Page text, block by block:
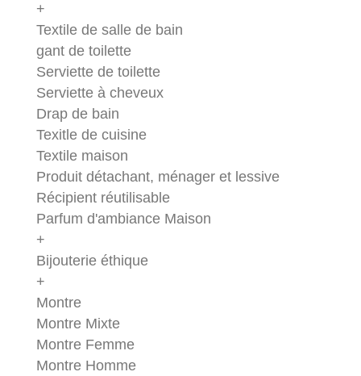
+
Textile de salle de bain
gant de toilette
Serviette de toilette
Serviette à cheveux
Drap de bain
Texitle de cuisine
Textile maison
Produit détachant, ménager et lessive
Récipient réutilisable
Parfum d'ambiance Maison
+
Bijouterie éthique
+
Montre
Montre Mixte
Montre Femme
Montre Homme